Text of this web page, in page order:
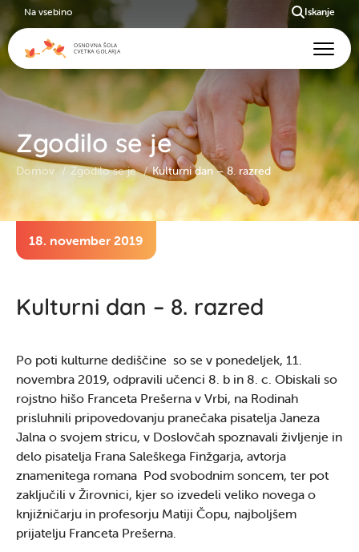
Zgodilo se je
Domov Zgodilo se je Kulturni dan – 8. razred
18. november 2019
Kulturni dan – 8. razred
Po poti kulturne dediščine so se v ponedeljek, 11.
novembra 2019, odpravili učenci 8. b in 8. c. Obiskali so
rojstno hišo Franceta Prešerna v Vrbi, na Rodinah
prisluhnili pripovedovanju pranečaka pisatelja Janeza
Jalna o svojem stricu, v Doslovčah spoznavali življenje in
delo pisatelja Frana Saleškega Finžgarja, avtorja
znamenitega romana Pod svobodnim soncem, ter pot
zaključili v Žirovnici, kjer so izvedeli veliko novega o
knjižničarju in profesorju Matiji Čopu, najboljšem
prijatelju Franceta Prešerna.
Na vsebino Iskanje